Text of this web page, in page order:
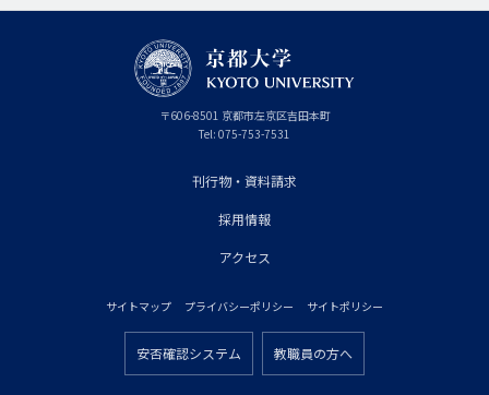
〒606-8501 京
都
府
京都市左京区吉田本町
Tel: 075-753-7531
刊行物・資料請求
採用情報
アクセス
サイトマップ プライバシーポリシー サイトポリシー
安否確認システム 教職員の方へ